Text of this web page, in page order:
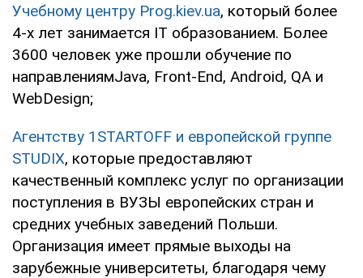
Учебному центру Prog.kiev.ua, который более
4-х лет занимается IT образованием. Более
3600 человек уже прошли обучение по
направлениямJava, Front-End, Android, QA и
WebDesign;
Агентству 1STARTOFF и европейской группе
STUDIX, которые предоставляют
качественный комплекс услуг по организации
поступления в ВУЗЫ европейских стран и
средних учебных заведений Польши.
Организация имеет прямые выходы на
зарубежные университеты, благодаря чему